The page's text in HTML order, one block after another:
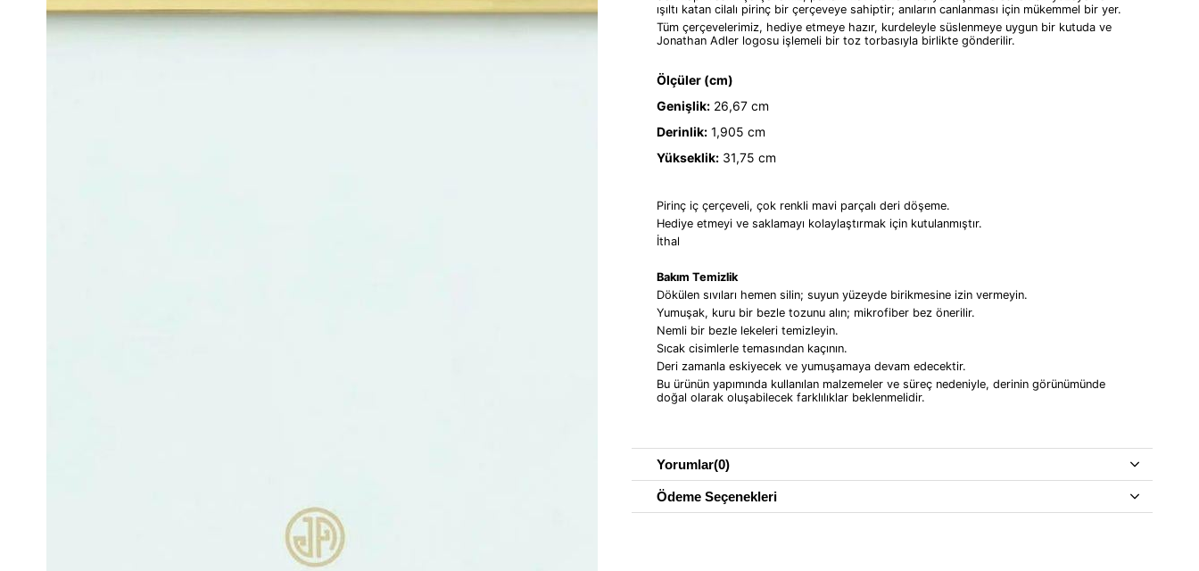
ışıltı katan cilalı pirinç bir çerçeveye sahiptir; anıların canlanması için mükemmel bir yer.
Tüm çerçevelerimiz, hediye etmeye hazır, kurdeleyle süslenmeye uygun bir kutuda ve
Jonathan Adler logosu işlemeli bir toz torbasıyla birlikte gönderilir.
Ölçüler (cm)
Genişlik: 26,67 cm
Derinlik: 1,905 cm
Yükseklik: 31,75 cm
Pirinç iç çerçeveli, çok renkli mavi parçalı deri döşeme.
Hediye etmeyi ve saklamayı kolaylaştırmak için kutulanmıştır.
İthal
Bakım Temizlik
Dökülen sıvıları hemen silin; suyun yüzeyde birikmesine izin vermeyin.
Yumuşak, kuru bir bezle tozunu alın; mikrofiber bez önerilir.
Nemli bir bezle lekeleri temizleyin.
Sıcak cisimlerle temasından kaçının.
Deri zamanla eskiyecek ve yumuşamaya devam edecektir.
Bu ürünün yapımında kullanılan malzemeler ve süreç nedeniyle, derinin görünümünde
doğal olarak oluşabilecek farklılıklar beklenmelidir.
Yorumlar(0)
Ödeme Seçenekleri